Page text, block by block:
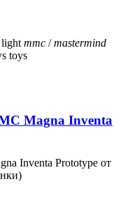
mmc /mastermind
toys
Magna Inventa
Inventa Prototype от